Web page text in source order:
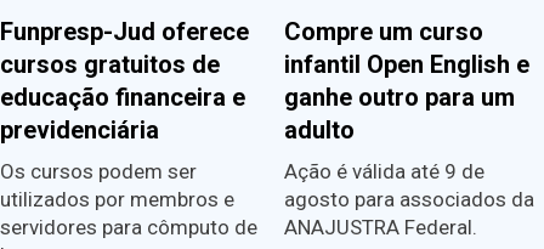
Funpresp-Jud oferece
cursos gratuitos de
educação financeira e
previdenciária
Os cursos podem ser
utilizados por membros e
servidores para cômputo de
Compre um curso
infantil Open English e
ganhe outro para um
adulto
Ação é válida até 9 de
agosto para associados da
ANAJUSTRA Federal.